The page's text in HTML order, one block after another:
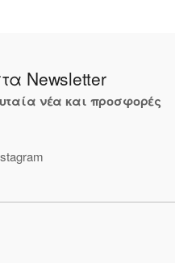
Newsletter
νέα και προσφορές